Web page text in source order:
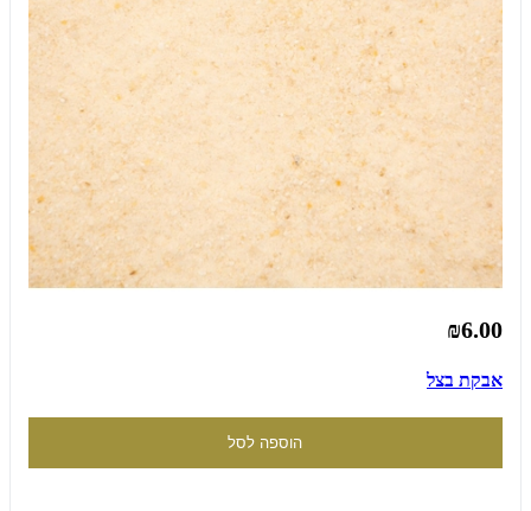
₪6.00
אבקת בצל
הוספה לסל